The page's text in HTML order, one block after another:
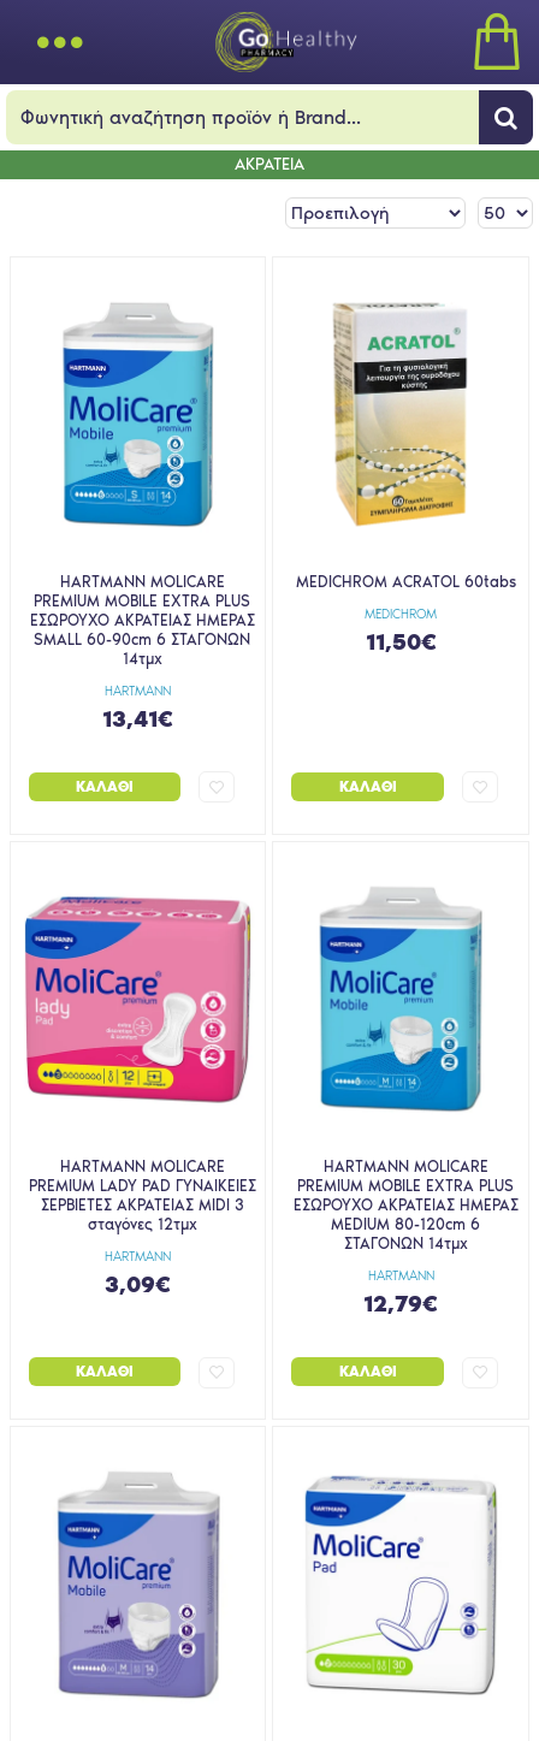
ΑΚΡΑΤΕΙΑ
HARTMANN
HARTMANN MOLICARE
PREMIUM MOBILE EXTRA PLUS
ΕΣΩΡΟΥΧΟ ΑΚΡΑΤΕΙΑΣ ΗΜΕΡΑΣ
SMALL 60-90cm 6 ΣΤΑΓΟΝΩΝ
14τμχ
13,41€
ΚΑΛΆΘΙ
MEDICHROM
MEDICHROM ACRATOL 60tabs
11,50€
ΚΑΛΆΘΙ
HARTMANN
HARTMANN MOLICARE
PREMIUM LADY PAD ΓΥΝΑΙΚΕΙΕΣ
ΣΕΡΒΙΕΤΕΣ ΑΚΡΑΤΕΙΑΣ MIDI 3
σταγόνες 12τμχ
3,09€
ΚΑΛΆΘΙ
HARTMANN
HARTMANN MOLICARE
PREMIUM MOBILE EXTRA PLUS
ΕΣΩΡΟΥΧΟ ΑΚΡΑΤΕΙΑΣ ΗΜΕΡΑΣ
MEDIUM 80-120cm 6
ΣΤΑΓΟΝΩΝ 14τμχ
12,79€
ΚΑΛΆΘΙ